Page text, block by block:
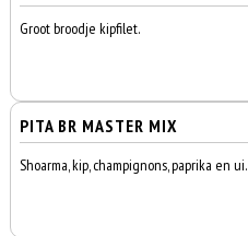
Groot broodje kipfilet.
PITA BR MASTER MIX
Shoarma, kip, champignons, paprika en ui.